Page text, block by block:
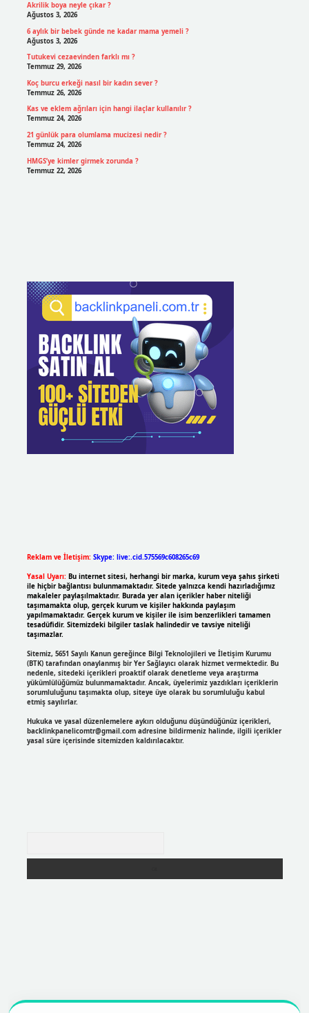
Akrilik boya neyle çıkar ?
Ağustos 3, 2026
6 aylık bir bebek günde ne kadar mama yemeli ?
Ağustos 3, 2026
Tutukevi cezaevinden farklı mı ?
Temmuz 29, 2026
Koç burcu erkeği nasıl bir kadın sever ?
Temmuz 26, 2026
Kas ve eklem ağrıları için hangi ilaçlar kullanılır ?
Temmuz 24, 2026
21 günlük para olumlama mucizesi nedir ?
Temmuz 24, 2026
HMGS’ye kimler girmek zorunda ?
Temmuz 22, 2026
Reklam ve İletişim: Skype: live:.cid.575569c608265c69
Yasal Uyarı: Bu internet sitesi, herhangi bir marka, kurum veya şahıs şirketi
ile hiçbir bağlantısı bulunmamaktadır. Sitede yalnızca kendi hazırladığımız
makaleler paylaşılmaktadır. Burada yer alan içerikler haber niteliği
taşımamakta olup, gerçek kurum ve kişiler hakkında paylaşım
yapılmamaktadır. Gerçek kurum ve kişiler ile isim benzerlikleri tamamen
tesadüfidir. Sitemizdeki bilgiler taslak halindedir ve tavsiye niteliği
taşımazlar.
Sitemiz, 5651 Sayılı Kanun gereğince Bilgi Teknolojileri ve İletişim Kurumu
(BTK) tarafından onaylanmış bir Yer Sağlayıcı olarak hizmet vermektedir. Bu
nedenle, sitedeki içerikleri proaktif olarak denetleme veya araştırma
yükümlülüğümüz bulunmamaktadır. Ancak, üyelerimiz yazdıkları içeriklerin
sorumluluğunu taşımakta olup, siteye üye olarak bu sorumluluğu kabul
etmiş sayılırlar.
Hukuka ve yasal düzenlemelere aykırı olduğunu düşündüğünüz içerikleri,
backlinkpanelicomtr@gmail.comadresine bildirmeniz halinde, ilgili içerikler
yasal süre içerisinde sitemizden kaldırılacaktır.